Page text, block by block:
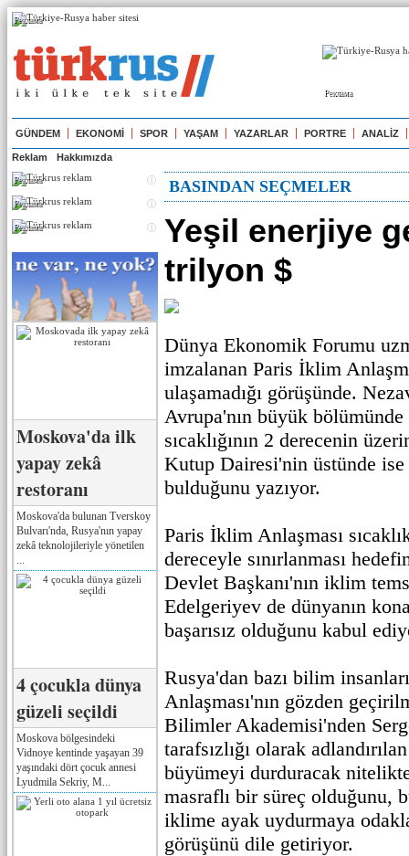
Реклама
Реклама
GÜNDEM EKONOMİ SPOR YAŞAM YAZARLAR PORTRE ANALİZ
Reklam Hakkımızda
Реклама
Реклама
Реклама
Moskova'da ilk
yapay zekâ
restoranı
Moskova'da bulunan Tverskoy
Bulvarı'nda, Rusya'nın yapay
zekâ teknolojileriyle yönetilen
4 çocukla dünya
güzeli seçildi
Moskova bölgesindeki
Vidnoye kentinde yaşayan 39
yaşındaki dört çocuk annesi
Lyudmila Sekriy, M...
BASINDAN SEÇMELER
Yeşil enerjiye
trilyon $
Dünya Ekonomik Forumu
imzalanan Paris İklim
ulaşamadığı görüşünde.
Avrupa'nın büyük
sıcaklığının 2 derecenin
Kutup Dairesi'nin üstünde ise
bulduğunu yazıyor.
Paris İklim Anlaşması
dereceyle sınırlanması
Devlet Başkanı'nın iklim
Edelgeriyev de dünyanın
başarısız olduğunu kabul
Rusya'dan bazı bilim
Anlaşması'nın gözden
Bilimler Akademisi'nden
tarafsızlığı olarak
büyümeyi durduracak
masraflı bir süreç olduğunu,
iklime ayak uydurmaya
görüşünü dile getiriyor.